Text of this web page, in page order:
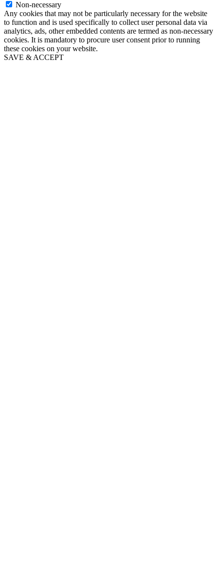
Non-necessary
Any cookies that may not be particularly necessary for the website
to function and is used specifically to collect user personal data via
analytics, ads, other embedded contents are termed as non-necessary
cookies. It is mandatory to procure user consent prior to running
these cookies on your website.
SAVE & ACCEPT